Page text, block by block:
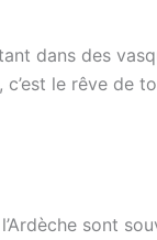
dans des
le rêve de
sont